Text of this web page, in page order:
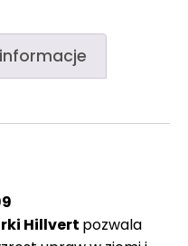
Hillvert pozwala